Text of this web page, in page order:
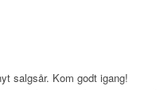
salgsår. Kom godt igang!